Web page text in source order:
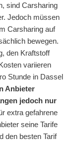
sind Carsharing
Jedoch müssen
Carsharing auf
bewegen.
den Kraftstoff
variieren
Stunde in Dassel
Anbieter
jedoch nur
extra gefahrene
seine Tarife
den besten Tarif